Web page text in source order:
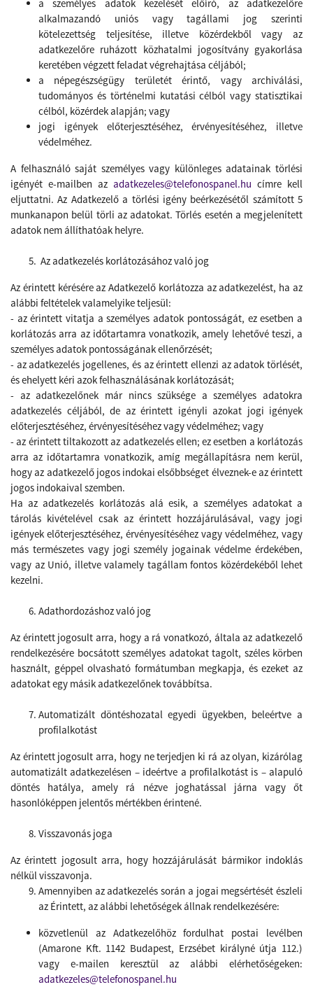
a személyes adatok kezelését előíró, az adatkezelőre
alkalmazandó uniós vagy tagállami jog szerinti
kötelezettség teljesítése, illetve közérdekből vagy az
adatkezelőre ruházott közhatalmi jogosítvány gyakorlása
keretében végzett feladat végrehajtása céljából;
a népegészségügy területét érintő, vagy archiválási,
tudományos és történelmi kutatási célból vagy statisztikai
célból, közérdek alapján; vagy
jogi igények előterjesztéséhez, érvényesítéséhez, illetve
védelméhez.
A felhasználó saját személyes vagy különleges adatainak törlési
igényét e-mailben az adatkezeles@telefonospanel.hu címre kell
eljuttatni. Az Adatkezelő a törlési igény beérkezésétől számított 5
munkanapon belül törli az adatokat. Törlés esetén a megjelenített
adatok nem állíthatóak helyre.
Az adatkezelés korlátozásához való jog
Az érintett kérésére az Adatkezelő korlátozza az adatkezelést, ha az
alábbi feltételek valamelyike teljesül:
- az érintett vitatja a személyes adatok pontosságát, ez esetben a
korlátozás arra az időtartamra vonatkozik, amely lehetővé teszi, a
személyes adatok pontosságának ellenőrzését;
- az adatkezelés jogellenes, és az érintett ellenzi az adatok törlését,
és ehelyett kéri azok felhasználásának korlátozását;
- az adatkezelőnek már nincs szüksége a személyes adatokra
adatkezelés céljából, de az érintett igényli azokat jogi igények
előterjesztéséhez, érvényesítéséhez vagy védelméhez; vagy
- az érintett tiltakozott az adatkezelés ellen; ez esetben a korlátozás
arra az időtartamra vonatkozik, amíg megállapításra nem kerül,
hogy az adatkezelő jogos indokai elsőbbséget élveznek-e az érintett
jogos indokaival szemben.
Ha az adatkezelés korlátozás alá esik, a személyes adatokat a
tárolás kivételével csak az érintett hozzájárulásával, vagy jogi
igények előterjesztéséhez, érvényesítéséhez vagy védelméhez, vagy
más természetes vagy jogi személy jogainak védelme érdekében,
vagy az Unió, illetve valamely tagállam fontos közérdekéből lehet
kezelni.
Adathordozáshoz való jog
Az érintett jogosult arra, hogy a rá vonatkozó, általa az adatkezelő
rendelkezésére bocsátott személyes adatokat tagolt, széles körben
használt, géppel olvasható formátumban megkapja, és ezeket az
adatokat egy másik adatkezelőnek továbbítsa.
Automatizált döntéshozatal egyedi ügyekben, beleértve a
profilalkotást
Az érintett jogosult arra, hogy ne terjedjen ki rá az olyan, kizárólag
automatizált adatkezelésen – ideértve a profilalkotást is – alapuló
döntés hatálya, amely rá nézve joghatással járna vagy őt
hasonlóképpen jelentős mértékben érintené.
Visszavonás joga
Az érintett jogosult arra, hogy hozzájárulását bármikor indoklás
nélkül visszavonja.
Amennyiben az adatkezelés során a jogai megsértését észleli
az Érintett, az alábbi lehetőségek állnak rendelkezésére:
közvetlenül az Adatkezelőhöz fordulhat postai levélben
(Amarone Kft. 1142 Budapest, Erzsébet királyné útja 112.)
vagy e-mailen keresztül az alábbi elérhetőségeken:
adatkezeles@telefonospanel.hu